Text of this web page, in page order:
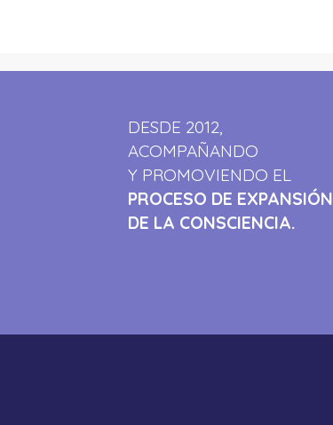
DESDE 2012,
ACOMPAÑANDO
Y PROMOVIENDO EL
PROCESO DE EXPANSIÓN
DE LA CONSCIENCIA.